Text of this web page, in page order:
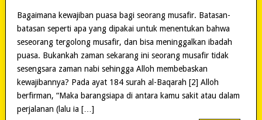
Bagaimana kewajiban puasa bagi seorang musafir. Batasan-
batasan seperti apa yang dipakai untuk menentukan bahwa
seseorang tergolong musafir, dan bisa meninggalkan ibadah
puasa. Bukankah zaman sekarang ini seorang musafir tidak
sesengsara zaman nabi sehingga Alloh membebaskan
kewajibannya? Pada ayat 184 surah al-Baqarah [2] Alloh
berfirman, “Maka barangsiapa di antara kamu sakit atau dalam
perjalanan (lalu ia […]